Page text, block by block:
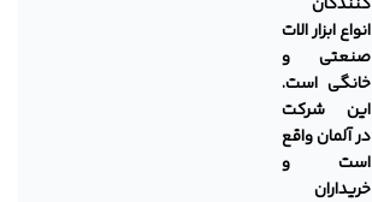
انواع ابزار الات
صنعتی و
خانگی است.
این شرکت
در آلمان واقع
است و
خریداران